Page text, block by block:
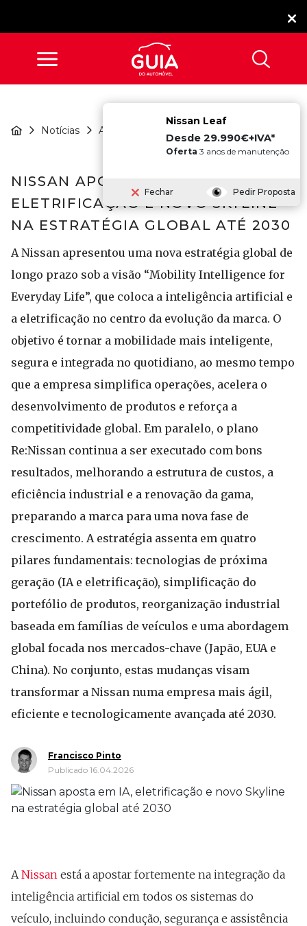
Notícias Atualidade
Nissan Aposta Em IA,
Eletrific...
NISSAN APOSTA EM IA,
ELETRIFICAÇÃO E NOVO SKYLINE
NA ESTRATÉGIA GLOBAL ATÉ 2030
A Nissan apresentou uma nova estratégia global de
longo prazo sob a visão “Mobility Intelligence for
Everyday Life”, que coloca a inteligência artificial e
a eletrificação no centro da evolução da marca. O
objetivo é tornar a mobilidade mais inteligente,
segura e integrada no quotidiano, ao mesmo tempo
que a empresa simplifica operações, acelera o
desenvolvimento de produtos e reforça a
competitividade global. Em paralelo, o plano
Re:Nissan continua a ser executado com bons
resultados, melhorando a estrutura de custos, a
eficiência industrial e a renovação da gama,
preparando a marca para uma nova fase de
crescimento. A estratégia assenta em quatro
pilares fundamentais: tecnologias de próxima
geração (IA e eletrificação), simplificação do
portefólio de produtos, reorganização industrial
baseada em famílias de veículos e uma abordagem
global focada nos mercados-chave (Japão, EUA e
China). No conjunto, estas mudanças visam
transformar a Nissan numa empresa mais ágil,
eficiente e tecnologicamente avançada até 2030.
Francisco Pinto
Publicado 16.04.2026
ANissan está a apostar fortemente na integração da
inteligência artificial em todos os sistemas do
veículo, incluindo condução, segurança e assistência
Nissan Leaf
Desde 29.990€+IVA*
Oferta 3 anos de manutenção
Fechar Pedir Proposta